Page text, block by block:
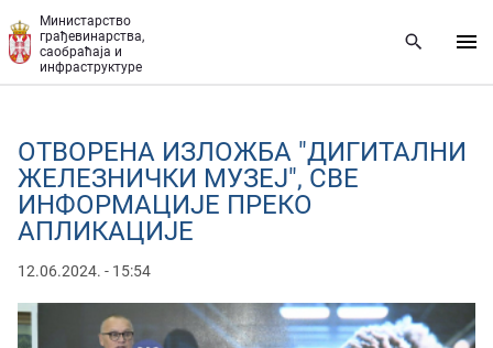
Министарство
грађевинарства,
саобраћаја и
инфраструктуре
ОТВОРЕНА ИЗЛОЖБА "ДИГИТАЛНИ
ЖЕЛЕЗНИЧКИ МУЗЕЈ", СВЕ
ИНФОРМАЦИЈЕ ПРЕКО
АПЛИКАЦИЈЕ
12.06.2024. - 15:54